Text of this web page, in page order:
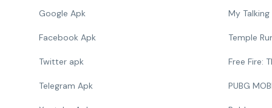
Google Apk
Facebook Apk
Twitter apk
Telegram Apk
My
Temple
Free Fire:
PUBG